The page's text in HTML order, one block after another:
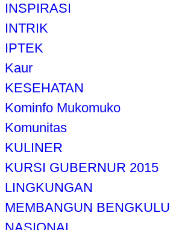
INSPIRASI
INTRIK
IPTEK
Kaur
KESEHATAN
Kominfo Mukomuko
Komunitas
KULINER
KURSI GUBERNUR 2015
LINGKUNGAN
MEMBANGUN BENGKULU